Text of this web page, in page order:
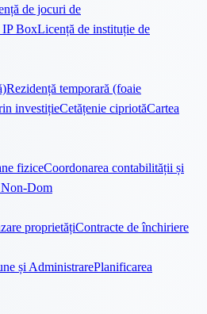
de jocuri de
BoxLicență de instituție de
Rezidență temporară (foaie
investițieCetățenie cipriotăCartea
fiziceCoordonarea contabilității și
Non-Dom
proprietățiContracte de închiriere
și AdministrarePlanificarea